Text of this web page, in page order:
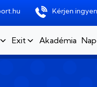
Kérjen
Exit Akadémia